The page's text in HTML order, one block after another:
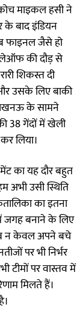
माइकल हसी ने
बाद इंडियन
फाइनल जैसे हो
की दौड़ से
शिकस्त दी
उसके लिए बाकी
के सामने
38 गेंदों में खेली
लिया।
का यह दौर बहुत
अभी उसी स्थिति
का इतना
जगह बनाने के लिए
न केवल अपने बचे
पर भी निर्भर
टीमों पर वास्तव में
मिलते हैं।